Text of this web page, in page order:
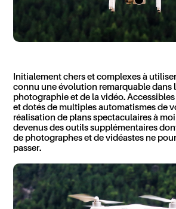
Initialement chers et complexes à
connu une évolution remarquable dans
photographie et de la vidéo.
et dotés de multiples automatismes de
réalisation de plans spectaculaires à
devenus des outils supplémentaires
de photographes et de vidéastes ne
passer.